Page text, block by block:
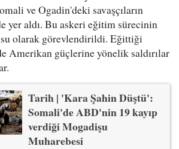
ve Ogadin'deki savaşçıların
yer aldı. Bu askeri eğitim sürecinin
olarak görevlendirildi. Eğittiği
Amerikan güçlerine yönelik saldırılar
Tarih | 'Kara Şahin Düştü':
Somali'de ABD'nin 19 kayıp
verdiği Mogadişu
Muharebesi